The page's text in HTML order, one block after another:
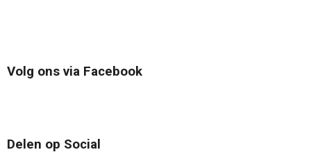
Volg ons via Facebook
Delen op Social